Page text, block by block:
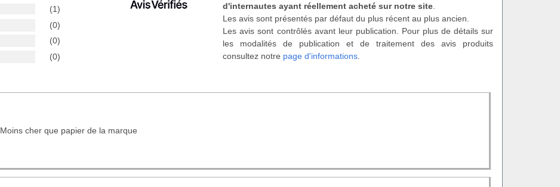
(1)
(0)
(0)
(0)
d'internautes ayant réellement acheté sur notre site
Les avis sont présentés par défaut du plus récent au plus ancien.
Les avis sont contrôlés avant leur publication. Pour plus de détails sur
les modalités de publication et de traitement des avis produits
consultez notre page d'informations
Moins cher que papier de la marque